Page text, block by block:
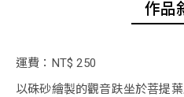
作品
運費：NT$ 250
以硃砂繪製的觀音趺坐於菩提